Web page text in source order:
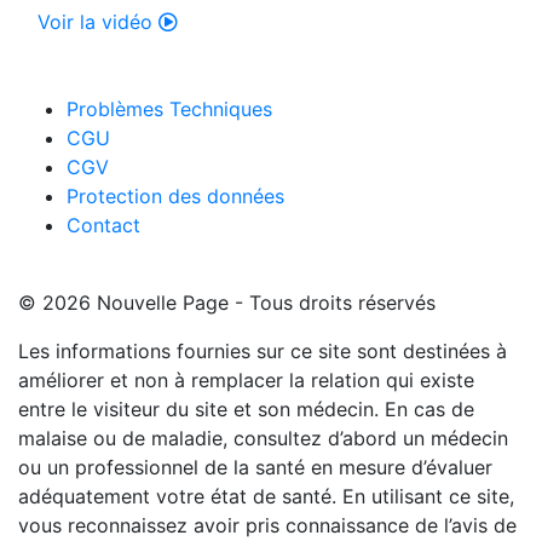
Voir la vidéo
Problèmes Techniques
CGU
CGV
Protection des données
Contact
© 2026 Nouvelle Page - Tous droits réservés
Les informations fournies sur ce site sont destinées à
améliorer et non à remplacer la relation qui existe
entre le visiteur du site et son médecin. En cas de
malaise ou de maladie, consultez d’abord un médecin
ou un professionnel de la santé en mesure d’évaluer
adéquatement votre état de santé. En utilisant ce site,
vous reconnaissez avoir pris connaissance de l’avis de